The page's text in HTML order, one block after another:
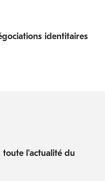
identitaires
toute l'actualité du